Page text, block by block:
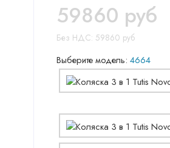
59860 руб
Без НДС: 59860 руб
Выберите модель: 4664